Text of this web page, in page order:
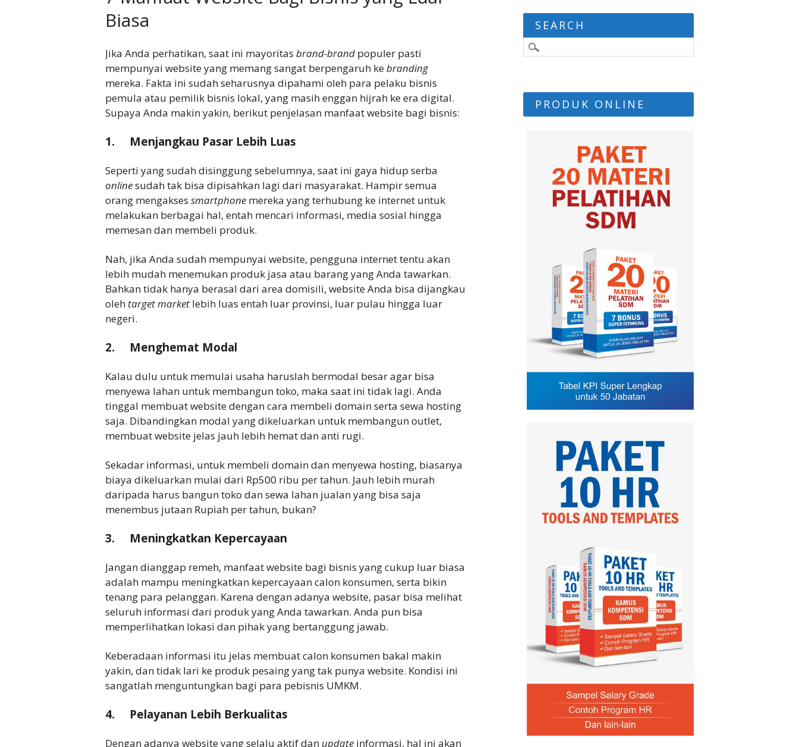
Biasa
Jika Anda perhatikan, saat ini mayoritas brand-brandpopuler pasti
mempunyai website yang memang sangat berpengaruh kebranding
mereka. Fakta ini sudah seharusnya dipahami oleh para pelaku bisnis
pemula atau pemilik bisnis lokal, yang masih enggan hijrah ke era digital.
Supaya Anda makin yakin, berikut penjelasan manfaat website bagi bisnis:
1. Menjangkau Pasar Lebih Luas
Seperti yang sudah disinggung sebelumnya, saat ini gaya hidup serba
onlinesudah tak bisa dipisahkan lagi dari masyarakat. Hampir semua
orang mengakses smartphonemereka yang terhubung ke internet untuk
melakukan berbagai hal, entah mencari informasi, media sosial hingga
memesan dan membeli produk.
Nah, jika Anda sudah mempunyai website, pengguna internet tentu akan
lebih mudah menemukan produk jasa atau barang yang Anda tawarkan.
Bahkan tidak hanya berasal dari area domisili, website Anda bisa dijangkau
oleh target marketlebih luas entah luar provinsi, luar pulau hingga luar
negeri.
2. Menghemat Modal
Kalau dulu untuk memulai usaha haruslah bermodal besar agar bisa
menyewa lahan untuk membangun toko, maka saat ini tidak lagi. Anda
tinggal membuat website dengan cara membeli domain serta sewa hosting
saja. Dibandingkan modal yang dikeluarkan untuk membangun outlet,
membuat website jelas jauh lebih hemat dan anti rugi.
Sekadar informasi, untuk membeli domain dan menyewa hosting, biasanya
biaya dikeluarkan mulai dari Rp500 ribu per tahun. Jauh lebih murah
daripada harus bangun toko dan sewa lahan jualan yang bisa saja
menembus jutaan Rupiah per tahun, bukan?
3. Meningkatkan Kepercayaan
Jangan dianggap remeh, manfaat website bagi bisnis yang cukup luar biasa
adalah mampu meningkatkan kepercayaan calon konsumen, serta bikin
tenang para pelanggan. Karena dengan adanya website, pasar bisa melihat
seluruh informasi dari produk yang Anda tawarkan. Anda pun bisa
memperlihatkan lokasi dan pihak yang bertanggung jawab.
Keberadaan informasi itu jelas membuat calon konsumen bakal makin
yakin, dan tidak lari ke produk pesaing yang tak punya website. Kondisi ini
sangatlah menguntungkan bagi para pebisnis UMKM.
4. Pelayanan Lebih Berkualitas
Dengan adanya website yang selalu aktif dan updateinformasi, hal ini akan
SEARCH
PRODUK ONLINE